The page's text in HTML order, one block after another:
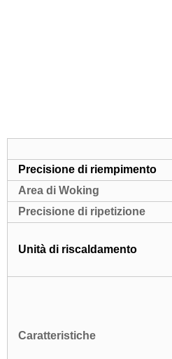
Precisione di riempimento
Area di Woking
Precisione di ripetizione
Unità di riscaldamento
Caratteristiche